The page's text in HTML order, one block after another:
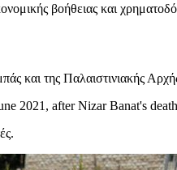
βοήθειας και
και της Παλαιστινιακής